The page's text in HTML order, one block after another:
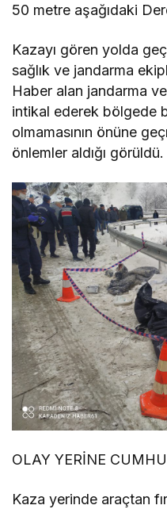
50 metre aşağıdaki
Kazayı gören yolda
sağlık ve jandarma
Haber alan jandarma
intikal ederek bölgede
olmamasının önüne
önlemler aldığı görüldü.
OLAY YERİNE
Kaza yerinde araçtan